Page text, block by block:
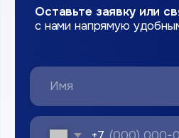
Навигация
г. Великий Новгород, ул. Магистральная д.3